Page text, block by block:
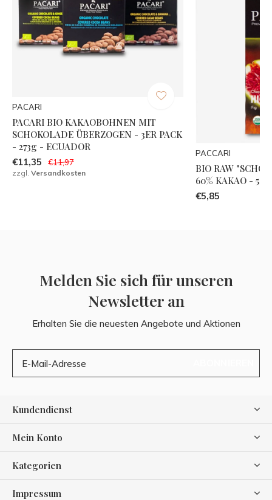
PACARI
PACARI BIO KAKAOBOHNEN MIT
SCHOKOLADE ÜBERZOGEN - 3ER PACK
- 273g - ECUADOR
€11,35 €11,97
zzgl. Versandkosten
PACCARI
BIO RAW
60% KAKAO -
€5,85
Melden Sie sich für unseren
Newsletter an
Erhalten Sie die neuesten Angebote und Aktionen
Kundendienst
Mein Konto
Kategorien
Impressum